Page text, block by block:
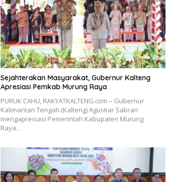
Sejahterakan Masyarakat, Gubernur Kalteng
Apresiasi Pemkab Murung Raya
PURUK CAHU, RAKYATKALTENG.com – Gubernur
Kalimantan Tengah (Kalteng) Agustiar Sabran
mengapresiasi Pemerintah Kabupaten Murung
Raya…